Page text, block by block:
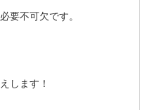
要不可欠です。
します！